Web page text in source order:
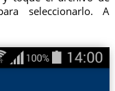
seleccionarlo. A